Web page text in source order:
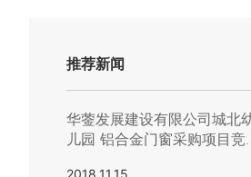
推荐新闻
华蓥发展建设有限公司城北
儿园 铝合金门窗采购项目竞
2018.11.15